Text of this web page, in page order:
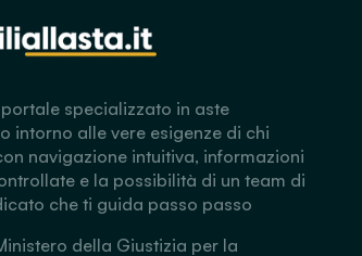
specializzato in aste
intorno alle vere esigenze di chi
navigazione intuitiva, informazioni
e la possibilità di un team di
che ti guida passo passo
della Giustizia per la